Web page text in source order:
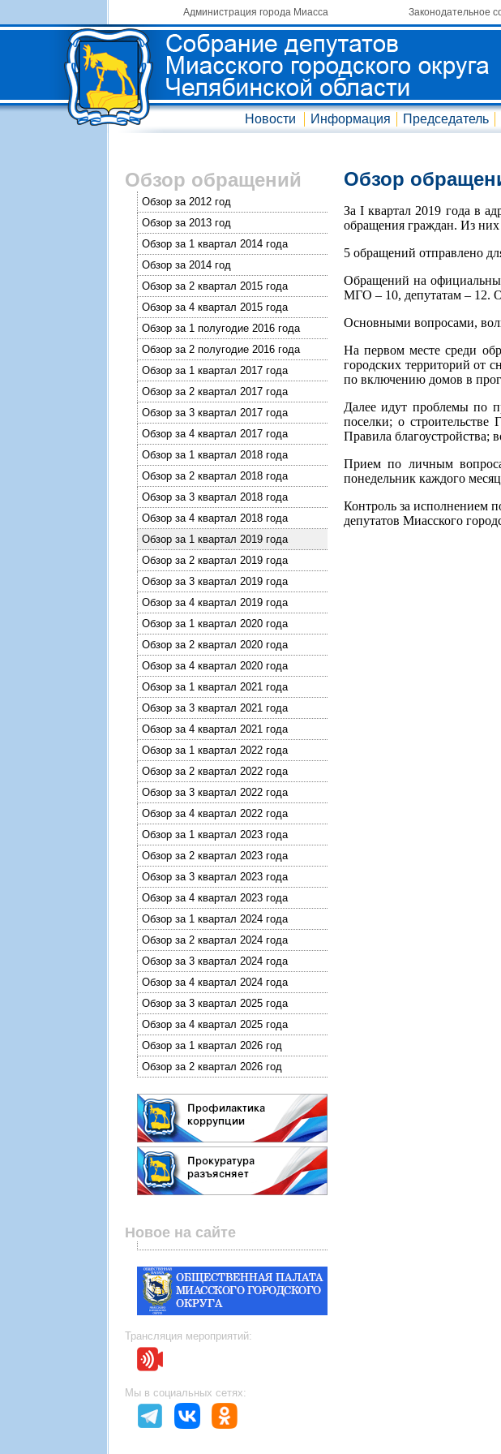
Администрация города Миасса Законодательное
Новости Информация Председатель
Обзор обращений
Обзор за 2012 год
Обзор за 2013 год
Обзор за 1 квартал 2014 года
Обзор за 2014 год
Обзор за 2 квартал 2015 года
Обзор за 4 квартал 2015 года
Обзор за 1 полугодие 2016 года
Обзор за 2 полугодие 2016 года
Обзор за 1 квартал 2017 года
Обзор за 2 квартал 2017 года
Обзор за 3 квартал 2017 года
Обзор за 4 квартал 2017 года
Обзор за 1 квартал 2018 года
Обзор за 2 квартал 2018 года
Обзор за 3 квартал 2018 года
Обзор за 4 квартал 2018 года
Обзор за 1 квартал 2019 года
Обзор за 2 квартал 2019 года
Обзор за 3 квартал 2019 года
Обзор за 4 квартал 2019 года
Обзор за 1 квартал 2020 года
Обзор за 2 квартал 2020 года
Обзор за 4 квартал 2020 года
Обзор за 1 квартал 2021 года
Обзор за 3 квартал 2021 года
Обзор за 4 квартал 2021 года
Обзор за 1 квартал 2022 года
Обзор за 2 квартал 2022 года
Обзор за 3 квартал 2022 года
Обзор за 4 квартал 2022 года
Обзор за 1 квартал 2023 года
Обзор за 2 квартал 2023 года
Обзор за 3 квартал 2023 года
Обзор за 4 квартал 2023 года
Обзор за 1 квартал 2024 года
Обзор за 2 квартал 2024 года
Обзор за 3 квартал 2024 года
Обзор за 4 квартал 2024 года
Обзор за 3 квартал 2025 года
Обзор за 4 квартал 2025 года
Обзор за 1 квартал 2026 год
Обзор за 2 квартал 2026 год
Новое на сайте
Трансляция мероприятий:
Мы в социальных сетях:
Обзор
За I квартал 2019 года в
обращения граждан. Из
5 обращений отправлено
Обращений на
МГО – 10, депутатам – 12.
Основными вопросами,
На первом месте среди
городских территорий от
по включению домов в
Далее идут проблемы по
поселки; о
Правила благоустройства;
Прием по личным
понедельник каждого
Контроль за исполнением
депутатов Миасского